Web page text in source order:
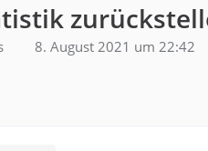
8. August 2021 um 22:42